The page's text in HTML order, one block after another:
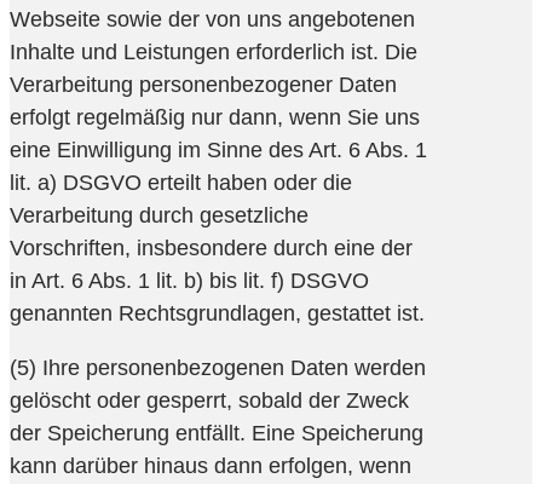
Webseite sowie der von uns angebotenen
Inhalte und Leistungen erforderlich ist. Die
Verarbeitung personenbezogener Daten
erfolgt regelmäßig nur dann, wenn Sie uns
eine Einwilligung im Sinne des Art. 6 Abs. 1
lit. a) DSGVO erteilt haben oder die
Verarbeitung durch gesetzliche
Vorschriften, insbesondere durch eine der
in Art. 6 Abs. 1 lit. b) bis lit. f) DSGVO
genannten Rechtsgrundlagen, gestattet ist.
(5) Ihre personenbezogenen Daten werden
gelöscht oder gesperrt, sobald der Zweck
der Speicherung entfällt. Eine Speicherung
kann darüber hinaus dann erfolgen, wenn